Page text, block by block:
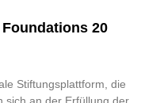
20
Stiftungsplattform, die